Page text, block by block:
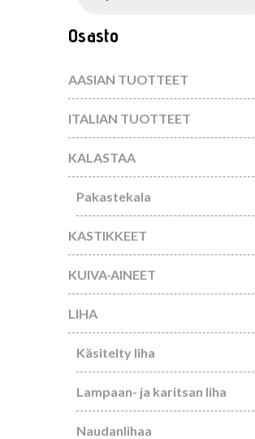
Osasto
AASIAN TUOTTEET
ITALIAN TUOTTEET
KALASTAA
Pakastekala
KASTIKKEET
KUIVA-AINEET
LIHA
Käsitelty liha
Lampaan- ja karitsan liha
Naudanlihaa